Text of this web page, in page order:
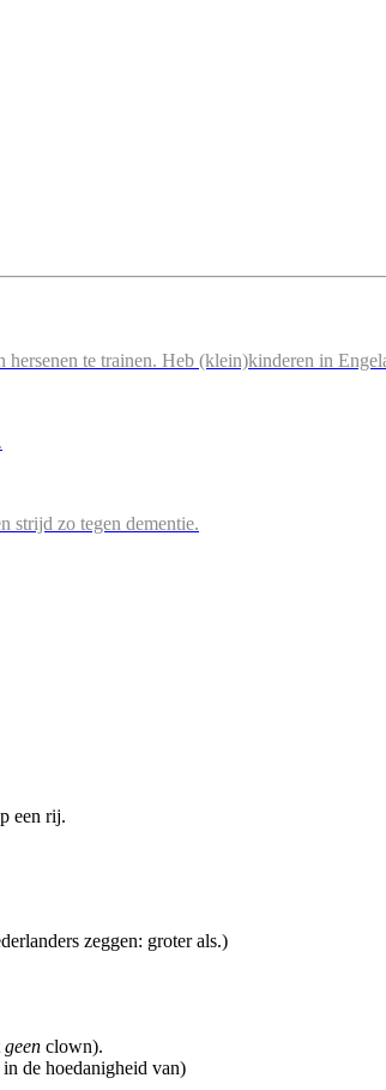
te trainen. Heb (klein)kinderen in
strijd zo tegen dementie.
een rij.
zeggen: groter als.)
geen clown).
in de hoedanigheid van)